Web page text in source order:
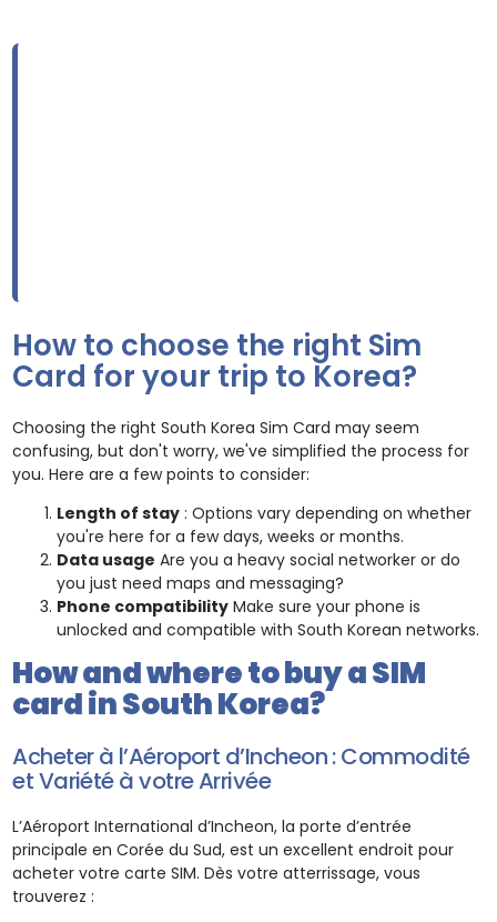
How to choose the right Sim
Card for your trip to Korea?
Choosing the right South Korea Sim Card may seem
confusing, but don't worry, we've simplified the process for
you. Here are a few points to consider:
Length of stay : Options vary depending on whether
you're here for a few days, weeks or months.
Data usage Are you a heavy social networker or do
you just need maps and messaging?
Phone compatibility Make sure your phone is
unlocked and compatible with South Korean networks.
How and where to buy a SIM
card in South Korea?
Acheter à l’Aéroport d’Incheon : Commodité
et Variété à votre Arrivée
L’Aéroport International d’Incheon, la porte d’entrée
principale en Corée du Sud, est un excellent endroit pour
acheter votre carte SIM. Dès votre atterrissage, vous
trouverez :